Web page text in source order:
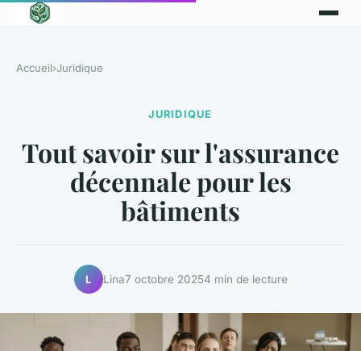
Accueil›Juridique
JURIDIQUE
Tout savoir sur l'assurance
décennale pour les
bâtiments
L Lina7 octobre 20254 min de lecture